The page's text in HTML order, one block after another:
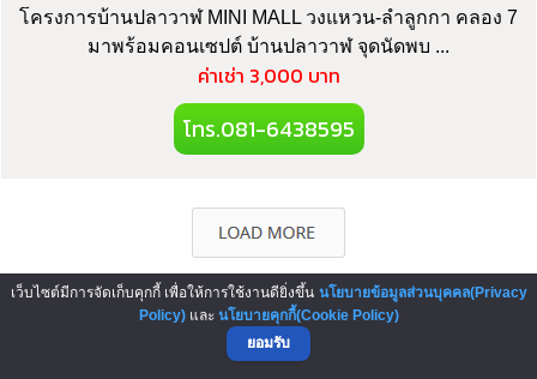
โครงการบ้านปลาวาฬ MINI MALL วงแหวน-ลำลูกกา คลอง 7
มาพร้อมคอนเซปต์ บ้านปลาวาฬ จุดนัดพบ ...
ค่าเช่า 3,000 บาท
โทร.081-6438595
▲ GO TO TOP
เว็บไซต์มีการจัดเก็บคุกกี้ เพื่อให้การใช้งานดียิ่งขึ้น นโยบายข้อมูลส่วนบุคคล(Privacy
Policy)และ นโยบายคุกกี้(Cookie Policy)
ยอมรับ